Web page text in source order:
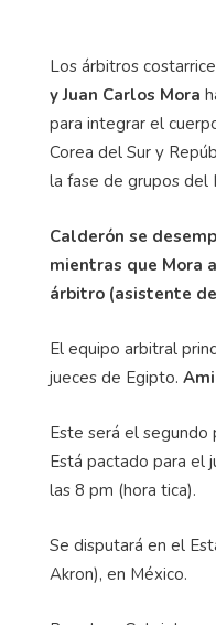
Los árbitros
y Juan Carlos Mora
para integrar el
Corea del Sur y
la fase de grupos del
Calderón se
mientras que Mora
árbitro (asistente
El equipo arbitral
jueces de Egipto.
Este será el segundo
Está pactado para el
las 8 pm (hora tica).
Se disputará en el
Akron), en México.